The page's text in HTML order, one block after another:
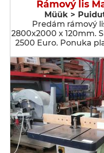
Rámový lis
Müük >
Predám rámový
2800x2000 x 120mm.
2500 Euro. Ponuka